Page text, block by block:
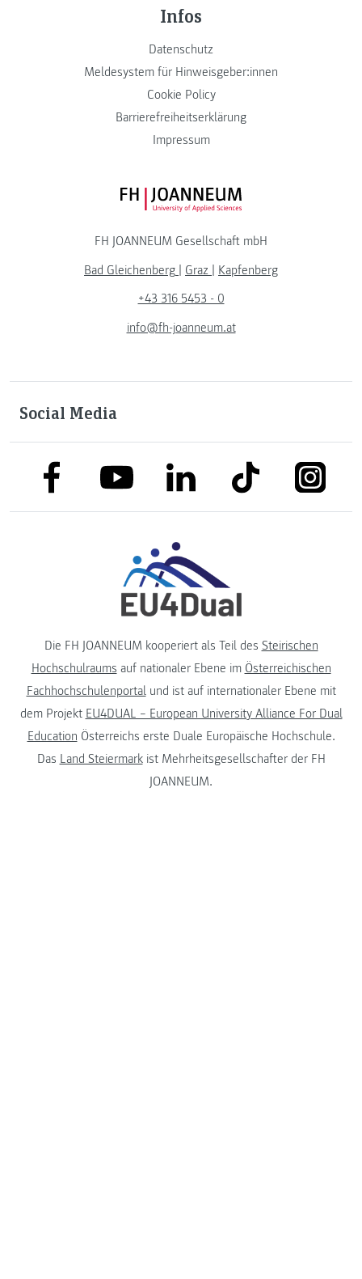
Infos
Datenschutz
Meldesystem für Hinweisgeber:innen
Cookie Policy
Barrierefreiheitserklärung
Impressum
FH JOANNEUM Logo
FH JOANNEUM Gesellschaft mbH
Bad Gleichenberg | Graz | Kapfenberg
+43 316 5453 - 0
info@fh-joanneum.at
Social Media
link to facebooklink to youtubelink to linkedinlink to tiktok link to
Die FH JOANNEUM kooperiert als Teil des Steirischen
Hochschulraums auf nationaler Ebene im Österreichischen
Fachhochschulenportalund ist auf internationaler Ebene mit
dem Projekt EU4DUAL – European University Alliance For Dual
Education Österreichs erste Duale Europäische Hochschule.
Das Land Steiermarkist Mehrheitsgesellschafter der FH
JOANNEUM.